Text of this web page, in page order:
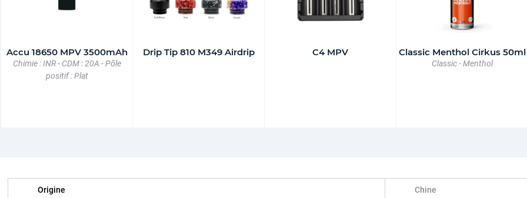
Accu 18650 MPV 3500mAh
Chimie : INR - CDM : 20A - Pôle
positif : Plat
Drip Tip 810 M349 Airdrip C4 MPV Classic Menthol Cirkus 50ml
Classic - Menthol
Origine Chine